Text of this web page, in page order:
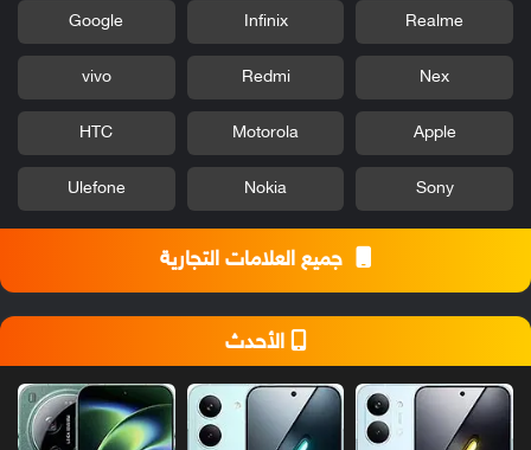
Realme
Infinix
Google
Nex
Redmi
vivo
Apple
Motorola
HTC
Sony
Nokia
Ulefone
جميع العلامات التجارية
الأحدث